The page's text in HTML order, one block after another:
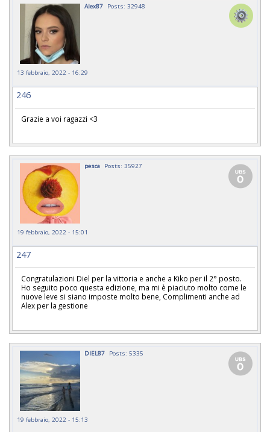
Alex87 Posts: 32948
13 febbraio, 2022 - 16:29
246
Grazie a voi ragazzi <3
pesca Posts: 35927
19 febbraio, 2022 - 15:01
247
Congratulazioni Diel per la vittoria e anche a Kiko per il 2° posto.
Ho seguito poco questa edizione, ma mi è piaciuto molto come le
nuove leve si siano imposte molto bene, Complimenti anche ad
Alex per la gestione
DIEL87 Posts: 5335
19 febbraio, 2022 - 15:13